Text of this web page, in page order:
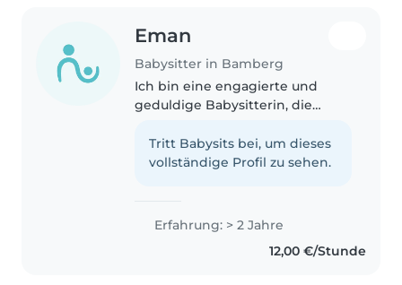
Eman
Babysitter in Bamberg
Ich bin eine engagierte und
geduldige Babysitterin, die
arbeitet, insbesondere mit
Babys, Kleinkindern und
Tritt Babysits bei, um dieses
vollständige Profil zu sehen.
Erfahrung: > 2 Jahre
12,00 €/Stunde